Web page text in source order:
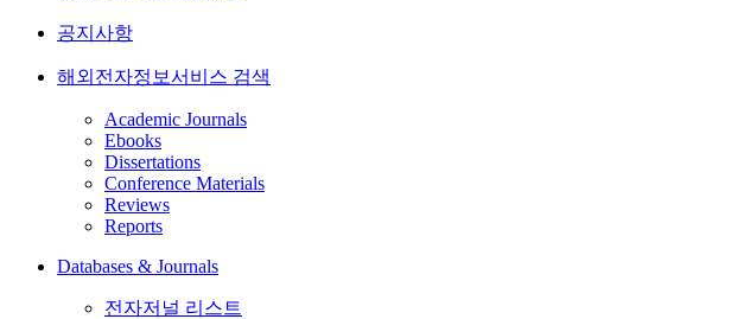
공지사항
해외전자정보서비스 검색
Academic Journals
Ebooks
Dissertations
Conference Materials
Reviews
Reports
Databases & Journals
전자저널 리스트